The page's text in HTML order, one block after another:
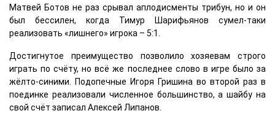
Матвей Ботов не раз срывал аплодисменты трибун, но и он
был бессилен, когда Тимур Шарифьянов сумел-таки
реализовать «лишнего» игрока – 5:1.
Достигнутое преимущество позволило хозяевам строго
играть по счёту, но всё же последнее слово в игре было за
жёлто-синими. Подопечные Игоря Гришина во второй раз в
поединке реализовали численное большинство, а шайбу на
свой счёт записал Алексей Липанов.